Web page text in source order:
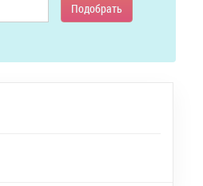
Подобрать